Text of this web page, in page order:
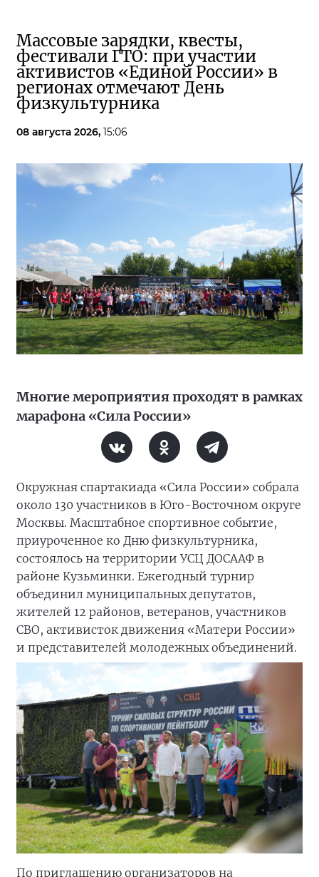
Массовые зарядки, квесты,
фестивали ГТО: при участии
активистов «Единой России» в
регионах отмечают День
физкультурника
08 августа 2026, 15:06
Многие мероприятия проходят в рамках
марафона «Сила России»
Окружная спартакиада «Сила России» собрала
около 130 участников в Юго-Восточном округе
Москвы. Масштабное спортивное событие,
приуроченное ко Дню физкультурника,
состоялось на территории УСЦ ДОСААФ в
районе Кузьминки. Ежегодный турнир
объединил муниципальных депутатов,
жителей 12 районов, ветеранов, участников
СВО, активисток движения «Матери России»
и представителей молодежных объединений.
По приглашению организаторов на